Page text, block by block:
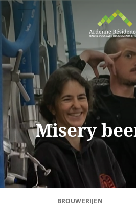
Misery
BROUWERIJEN